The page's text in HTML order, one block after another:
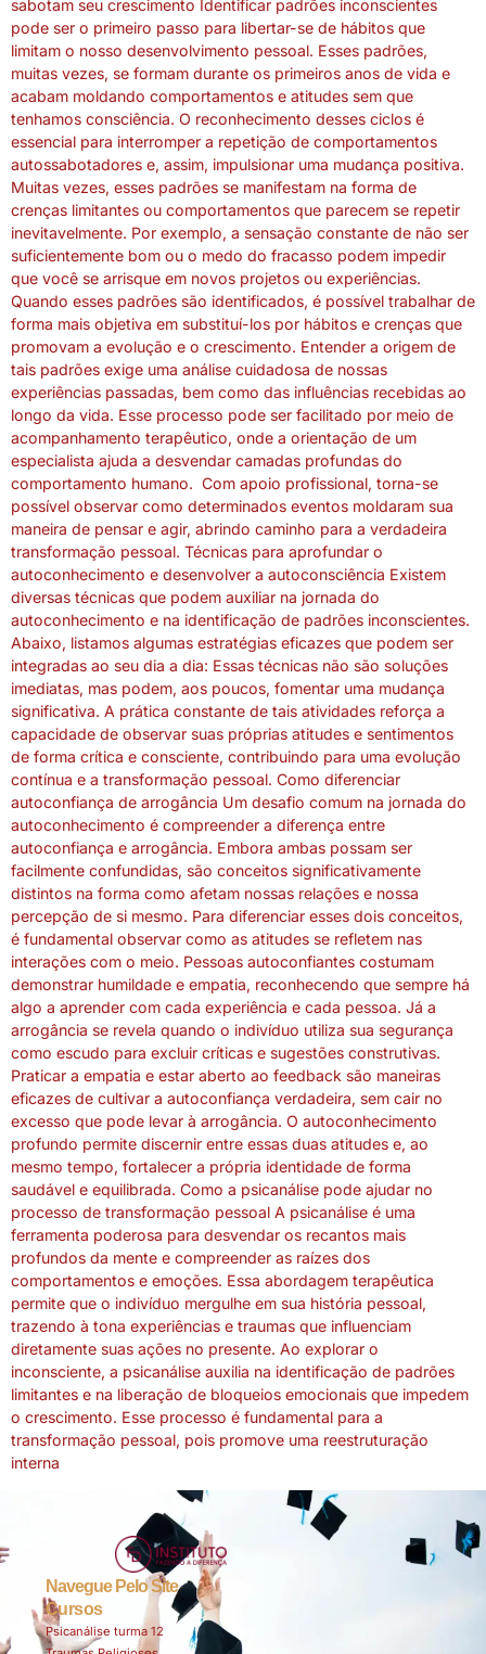
sabotam seu crescimento Identificar padrões inconscientes
pode ser o primeiro passo para libertar-se de hábitos que
limitam o nosso desenvolvimento pessoal. Esses padrões,
muitas vezes, se formam durante os primeiros anos de vida e
acabam moldando comportamentos e atitudes sem que
tenhamos consciência. O reconhecimento desses ciclos é
essencial para interromper a repetição de comportamentos
autossabotadores e, assim, impulsionar uma mudança positiva.
Muitas vezes, esses padrões se manifestam na forma de
crenças limitantes ou comportamentos que parecem se repetir
inevitavelmente. Por exemplo, a sensação constante de não ser
suficientemente bom ou o medo do fracasso podem impedir
que você se arrisque em novos projetos ou experiências.
Quando esses padrões são identificados, é possível trabalhar de
forma mais objetiva em substituí-los por hábitos e crenças que
promovam a evolução e o crescimento. Entender a origem de
tais padrões exige uma análise cuidadosa de nossas
experiências passadas, bem como das influências recebidas ao
longo da vida. Esse processo pode ser facilitado por meio de
acompanhamento terapêutico, onde a orientação de um
especialista ajuda a desvendar camadas profundas do
comportamento humano. Com apoio profissional, torna-se
possível observar como determinados eventos moldaram sua
maneira de pensar e agir, abrindo caminho para a verdadeira
transformação pessoal. Técnicas para aprofundar o
autoconhecimento e desenvolver a autoconsciência Existem
diversas técnicas que podem auxiliar na jornada do
autoconhecimento e na identificação de padrões inconscientes.
Abaixo, listamos algumas estratégias eficazes que podem ser
integradas ao seu dia a dia: Essas técnicas não são soluções
imediatas, mas podem, aos poucos, fomentar uma mudança
significativa. A prática constante de tais atividades reforça a
capacidade de observar suas próprias atitudes e sentimentos
de forma crítica e consciente, contribuindo para uma evolução
contínua e a transformação pessoal. Como diferenciar
autoconfiança de arrogância Um desafio comum na jornada do
autoconhecimento é compreender a diferença entre
autoconfiança e arrogância. Embora ambas possam ser
facilmente confundidas, são conceitos significativamente
distintos na forma como afetam nossas relações e nossa
percepção de si mesmo. Para diferenciar esses dois conceitos,
é fundamental observar como as atitudes se refletem nas
interações com o meio. Pessoas autoconfiantes costumam
demonstrar humildade e empatia, reconhecendo que sempre há
algo a aprender com cada experiência e cada pessoa. Já a
arrogância se revela quando o indivíduo utiliza sua segurança
como escudo para excluir críticas e sugestões construtivas.
Praticar a empatia e estar aberto ao feedback são maneiras
eficazes de cultivar a autoconfiança verdadeira, sem cair no
excesso que pode levar à arrogância. O autoconhecimento
profundo permite discernir entre essas duas atitudes e, ao
mesmo tempo, fortalecer a própria identidade de forma
saudável e equilibrada. Como a psicanálise pode ajudar no
processo de transformação pessoal A psicanálise é uma
ferramenta poderosa para desvendar os recantos mais
profundos da mente e compreender as raízes dos
comportamentos e emoções. Essa abordagem terapêutica
permite que o indivíduo mergulhe em sua história pessoal,
trazendo à tona experiências e traumas que influenciam
diretamente suas ações no presente. Ao explorar o
inconsciente, a psicanálise auxilia na identificação de padrões
limitantes e na liberação de bloqueios emocionais que impedem
o crescimento. Esse processo é fundamental para a
transformação pessoal, pois promove uma reestruturação
interna
Navegue Pelo Site
Cursos
Psicanálise turma 12